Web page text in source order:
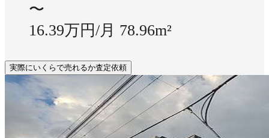
〜
16.39万円/月 78.96m²
実際にいくらで売れるか査定依頼